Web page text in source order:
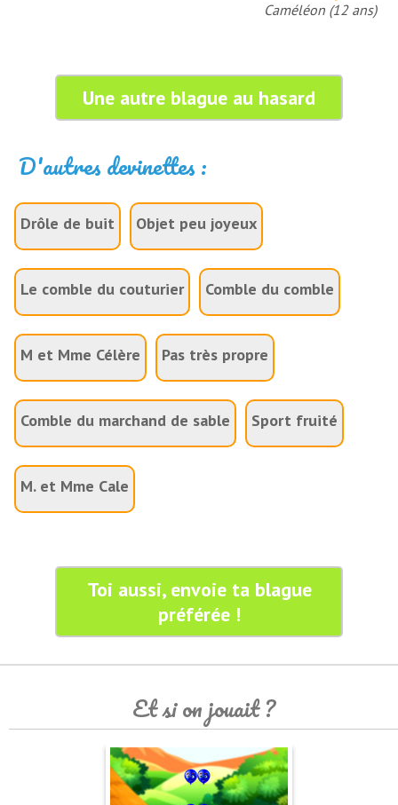
Caméléon (12 ans)
Une autre blague au hasard
D'autres devinettes :
Drôle de buit Objet peu joyeux
Le comble du couturier Comble du comble
M et Mme Célère Pas très propre
Comble du marchand de sable Sport fruité
M. et Mme Cale
Toi aussi, envoie ta blague
préférée !
Et si on jouait ?